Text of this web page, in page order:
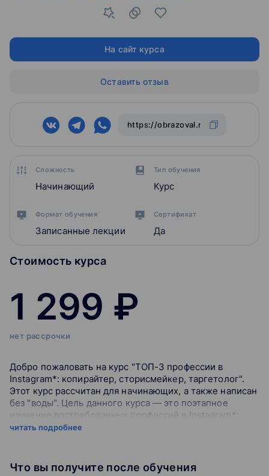
Сложность
Начинающий
Тип обучения
Курс
Формат обучения
Записанные лекции
Сертификат
Да
Стоимость курса
1 299 ₽
нет рассрочки
Добро пожаловать на курс "ТОП-3 профессии в
Instagram*: копирайтер, сторисмейкер, таргетолог".
Этот курс рассчитан для начинающих, а также написан
без "воды". Цель данного курса — это поэтапное
изучение востребованных профессий в Instagram*:
копирайтер, сторисмейкер, таргетолог. Разберём
читать подробнее
Что вы получите после обучения
На сайт курса
Оставить отзыв